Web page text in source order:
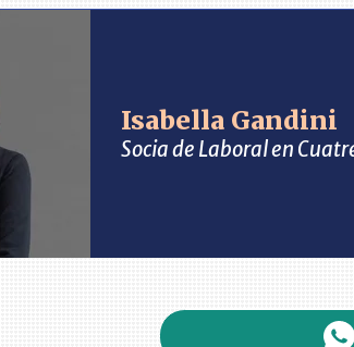
Isabella Gandini
Socia de Laboral en